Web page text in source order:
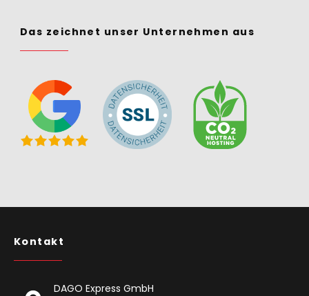
Das zeichnet unser Unternehmen aus
Kontakt
DAGO Express GmbH